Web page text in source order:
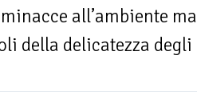
all’ambiente
della delicatezza